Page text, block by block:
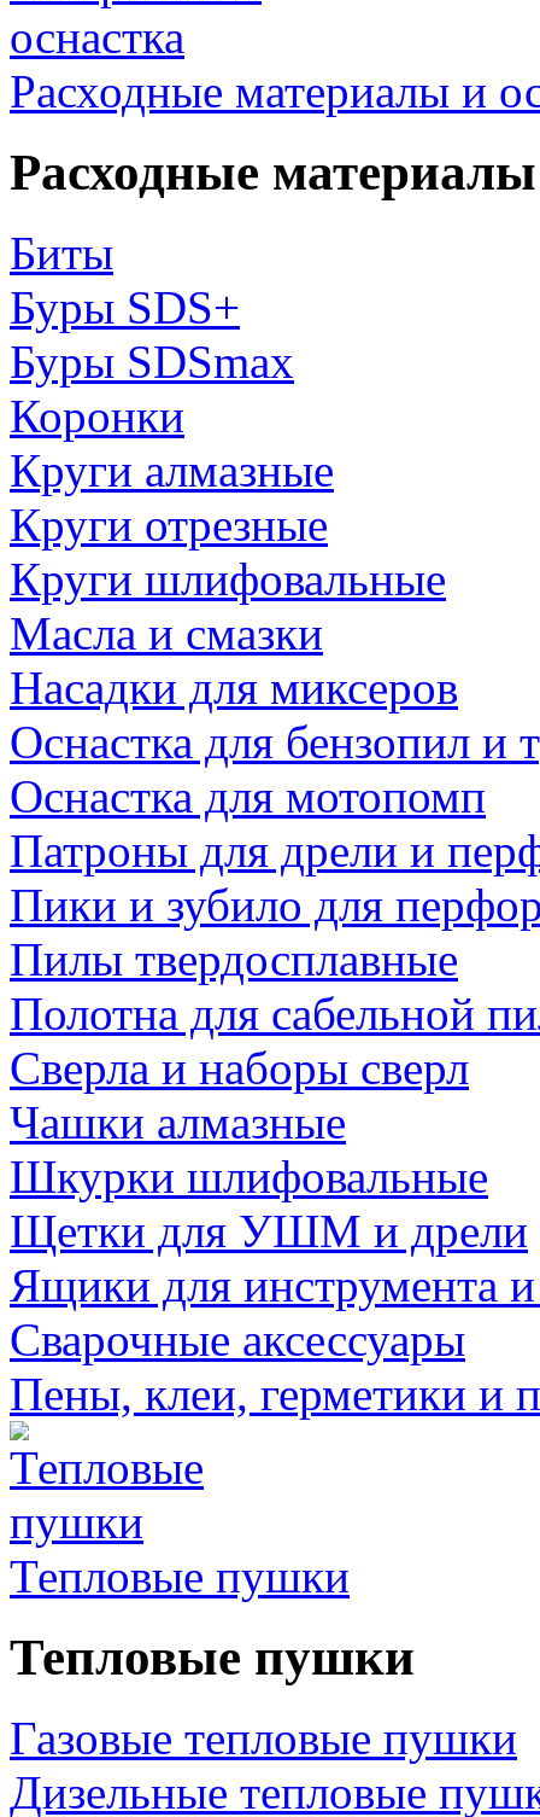
Расходные материалы и
Расходные
Биты
Буры SDS+
Буры SDSmax
Коронки
Круги алмазные
Круги отрезные
Круги шлифовальные
Масла и смазки
Насадки для миксеров
Оснастка для бензопил и
Оснастка для мотопомп
Патроны для дрели и
Пики и зубило для
Пилы твердосплавные
Полотна для сабельной
Сверла и наборы сверл
Чашки алмазные
Шкурки шлифовальные
Щетки для УШМ и дрели
Ящики для инструмента
Сварочные аксессуары
Пены, клеи, герметики и
Тепловые пушки
Тепловые пушки
Газовые тепловые пушки
Дизельные тепловые